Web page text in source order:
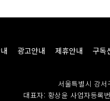
광고안내 제휴안내 구독
서울특별시 강
대표자: 황상윤 사업자등록